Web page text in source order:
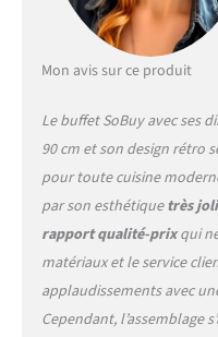
Mon avis sur ce produit
Le buffet SoBuy avec ses
90 cm et son design rétro
pour toute cuisine
par son esthétiquetrès joli
rapport qualité-prixqui
matériaux et le service
applaudissements avec
Cependant, l’assemblage